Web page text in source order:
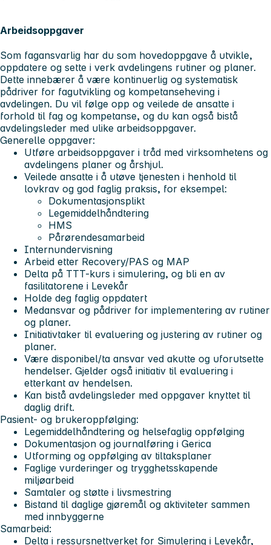
Arbeidsoppgaver
Som fagansvarlig har du som hovedoppgave å utvikle,
oppdatere og sette i verk avdelingens rutiner og planer.
Dette innebærer å være kontinuerlig og systematisk
pådriver for fagutvikling og kompetanseheving i
avdelingen. Du vil følge opp og veilede de ansatte i
forhold til fag og kompetanse, og du kan også bistå
avdelingsleder med ulike arbeidsoppgaver.
Generelle oppgaver:
Utføre arbeidsoppgaver i tråd med virksomhetens og
avdelingens planer og årshjul.
Veilede ansatte i å utøve tjenesten i henhold til
lovkrav og god faglig praksis, for eksempel:
Dokumentasjonsplikt
Legemiddelhåndtering
HMS
Pårørendesamarbeid
Internundervisning
Arbeid etter Recovery/PAS og MAP
Delta på TTT-kurs i simulering, og bli en av
fasilitatorene i Levekår
Holde deg faglig oppdatert
Medansvar og pådriver for implementering av rutiner
og planer.
Initiativtaker til evaluering og justering av rutiner og
planer.
Være disponibel/ta ansvar ved akutte og uforutsette
hendelser. Gjelder også initiativ til evaluering i
etterkant av hendelsen.
Kan bistå avdelingsleder med oppgaver knyttet til
daglig drift.
Pasient- og brukeroppfølging:
Legemiddelhåndtering og helsefaglig oppfølging
Dokumentasjon og journalføring i Gerica
Utforming og oppfølging av tiltaksplaner
Faglige vurderinger og trygghetsskapende
miljøarbeid
Samtaler og støtte i livsmestring
Bistand til daglige gjøremål og aktiviteter sammen
med innbyggerne
Samarbeid:
Delta i ressursnettverket for Simulering i Levekår,